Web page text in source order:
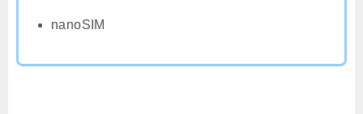
nanoSIM